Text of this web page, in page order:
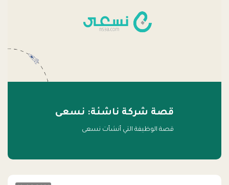
قصة شركة ناشئة: نسعى
قصة الوظيفة التي أنشأت نسعى